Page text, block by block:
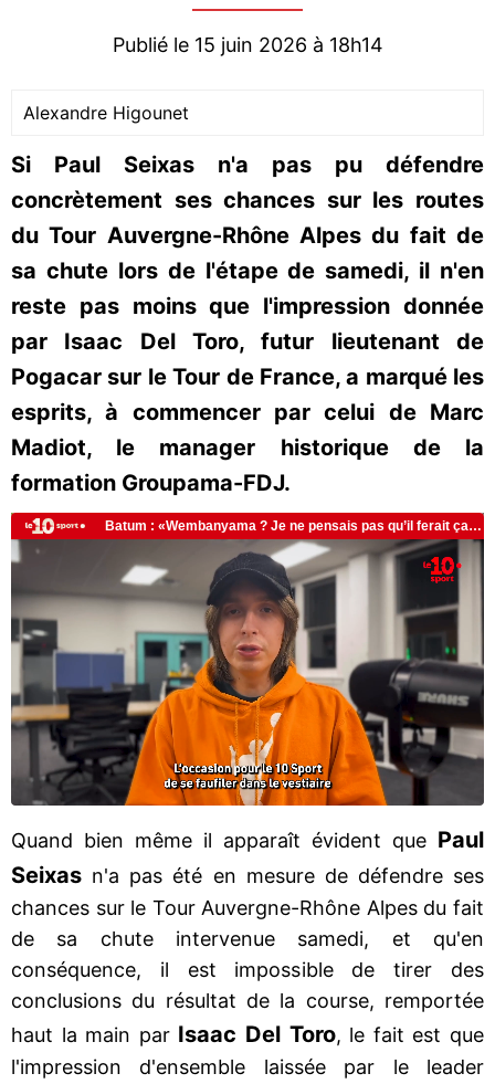
Publié le 15 juin 2026 à 18h14
Alexandre Higounet
Si Paul Seixas n'a pas pu défendre
concrètement ses chances sur les routes
du Tour Auvergne-Rhône Alpes du fait de
sa chute lors de l'étape de samedi, il n'en
reste pas moins que l'impression donnée
par Isaac Del Toro, futur lieutenant de
Pogacar sur le Tour de France, a marqué les
esprits, à commencer par celui de Marc
Madiot, le manager historique de la
formation Groupama-FDJ.
Quand bien même il apparaît évident que Paul
Seixas n'a pas été en mesure de défendre ses
chances sur le Tour Auvergne-Rhône Alpes du fait
de sa chute intervenue samedi, et qu'en
conséquence, il est impossible de tirer des
conclusions du résultat de la course, remportée
haut la main par Isaac Del Toro, le fait est que
l'impression d'ensemble laissée par le leader